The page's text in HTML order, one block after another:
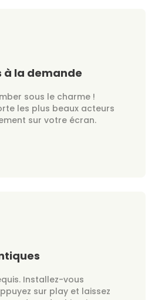
à la demande
sous le charme !
les plus beaux acteurs
sur votre écran.
Installez-vous
sur play et laissez